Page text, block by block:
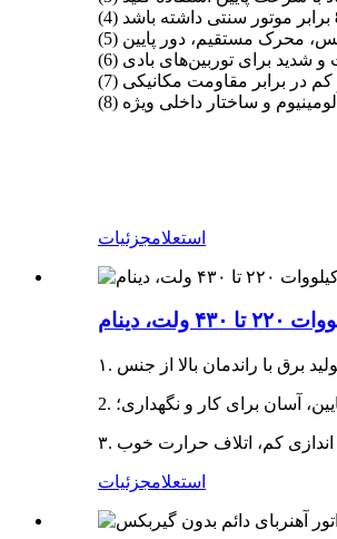
و شدید برای توربین‌های بادی
کم در برابر مقاومت مکانیکی
استعلامجزئیات
آسان برای کار و نگهداری؛
استعلامجزئیات